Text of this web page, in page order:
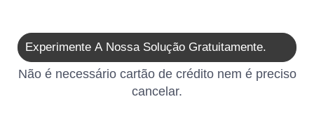
Experimente A Nossa Solução Gratuitamente.
Não é necessário cartão de crédito nem é preciso
cancelar.